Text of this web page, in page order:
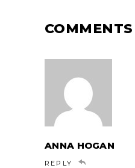
COMMENTS
ANNA HOGAN
REPLY